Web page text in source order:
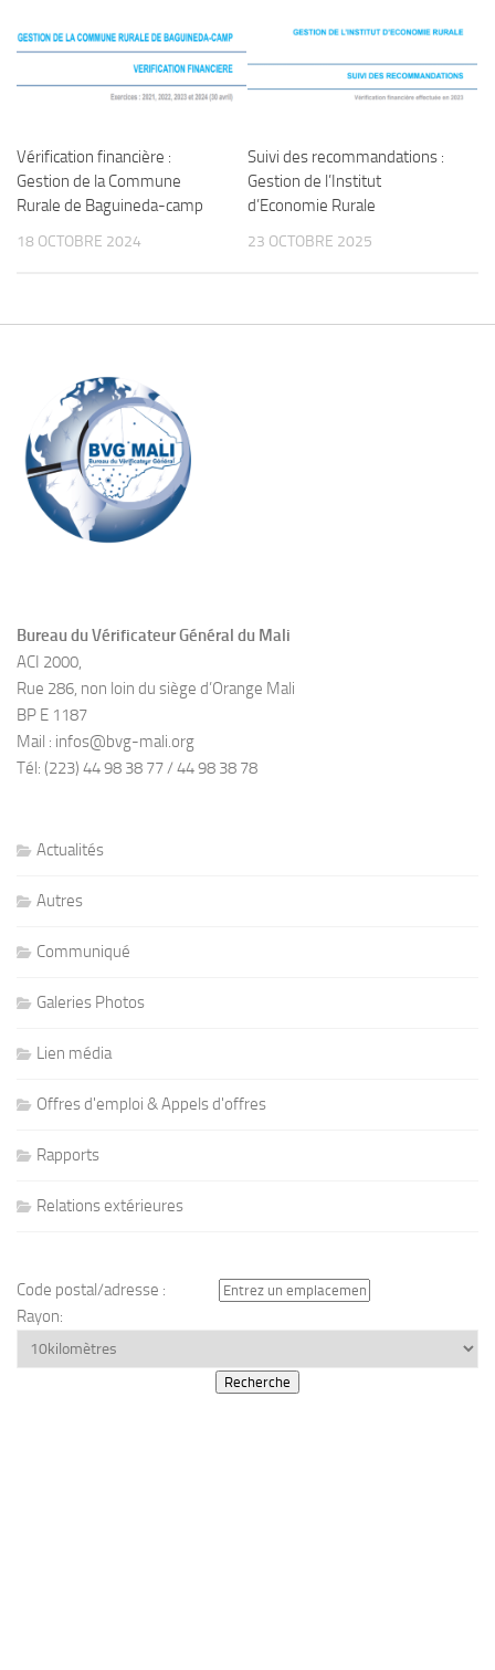
Vérification financière :
Gestion de la Commune
Rurale de Baguineda-camp
18 OCTOBRE 2024
Suivi des recommandations :
Gestion de l’Institut
d’Economie Rurale
23 OCTOBRE 2025
Bureau du Vérificateur Général du Mali
ACI 2000,
Rue 286, non loin du siège d’Orange Mali
BP E 1187
Mail : infos@bvg-mali.org
Tél: (223) 44 98 38 77 / 44 98 38 78
Actualités
Autres
Communiqué
Galeries Photos
Lien média
Offres d'emploi & Appels d'offres
Rapports
Relations extérieures
Code postal/adresse :
Rayon: